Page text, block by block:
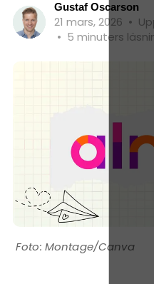
Gustaf Oscarson
21 mars, 2026 •
• 5 minuters
Montage/Canva